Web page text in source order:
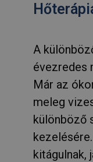
A
évezredes
Már az
meleg
különböző
kitágulnak,